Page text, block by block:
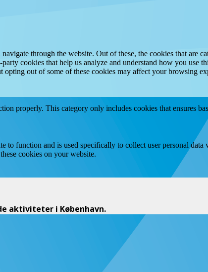
through the website. Out of these, the cookies that are
cookies that help us analyze and understand how you
out of some of these cookies may affect your browsing
properly. This category only includes cookies that ensures
function and is used specifically to collect user personal data
cookies on your website.
aktiviteter i København.